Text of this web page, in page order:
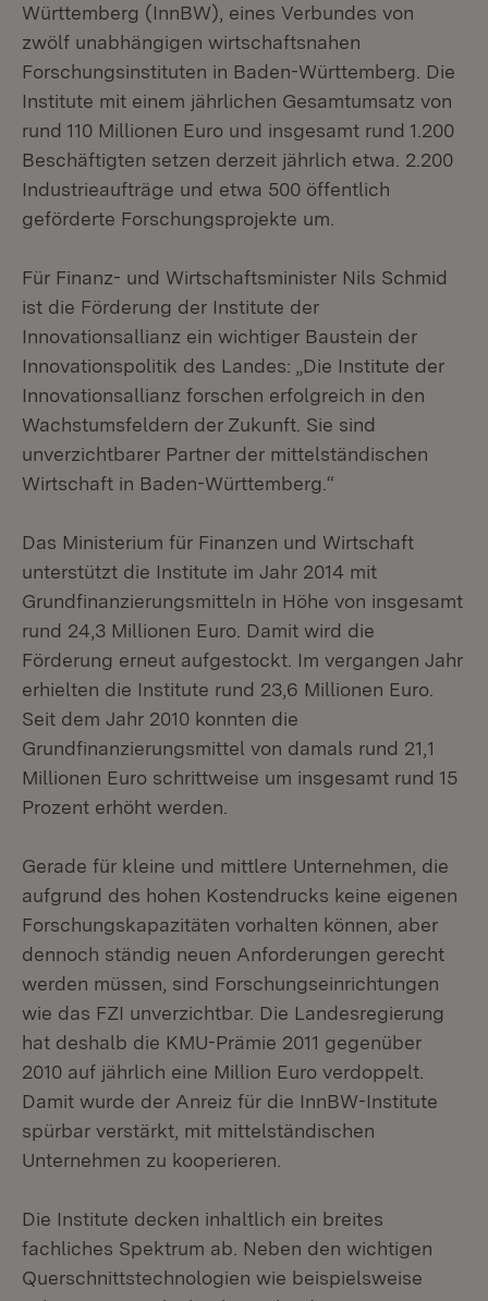
Württemberg (InnBW), eines Verbundes von
zwölf unabhängigen wirtschaftsnahen
Forschungsinstituten in Baden-Württemberg. Die
Institute mit einem jährlichen Gesamtumsatz von
rund 110 Millionen Euro und insgesamt rund 1.200
Beschäftigten setzen derzeit jährlich etwa. 2.200
Industrieaufträge und etwa 500 öffentlich
geförderte Forschungsprojekte um.
Für Finanz- und Wirtschaftsminister Nils Schmid
ist die Förderung der Institute der
Innovationsallianz ein wichtiger Baustein der
Innovationspolitik des Landes: „Die Institute der
Innovationsallianz forschen erfolgreich in den
Wachstumsfeldern der Zukunft. Sie sind
unverzichtbarer Partner der mittelständischen
Wirtschaft in Baden-Württemberg.“
Das Ministerium für Finanzen und Wirtschaft
unterstützt die Institute im Jahr 2014 mit
Grundfinanzierungsmitteln in Höhe von insgesamt
rund 24,3 Millionen Euro. Damit wird die
Förderung erneut aufgestockt. Im vergangen Jahr
erhielten die Institute rund 23,6 Millionen Euro.
Seit dem Jahr 2010 konnten die
Grundfinanzierungsmittel von damals rund 21,1
Millionen Euro schrittweise um insgesamt rund 15
Prozent erhöht werden.
Gerade für kleine und mittlere Unternehmen, die
aufgrund des hohen Kostendrucks keine eigenen
Forschungskapazitäten vorhalten können, aber
dennoch ständig neuen Anforderungen gerecht
werden müssen, sind Forschungseinrichtungen
wie das FZI unverzichtbar. Die Landesregierung
hat deshalb die KMU-Prämie 2011 gegenüber
2010 auf jährlich eine Million Euro verdoppelt.
Damit wurde der Anreiz für die InnBW-Institute
spürbar verstärkt, mit mittelständischen
Unternehmen zu kooperieren.
Die Institute decken inhaltlich ein breites
fachliches Spektrum ab. Neben den wichtigen
Querschnittstechnologien wie beispielsweise